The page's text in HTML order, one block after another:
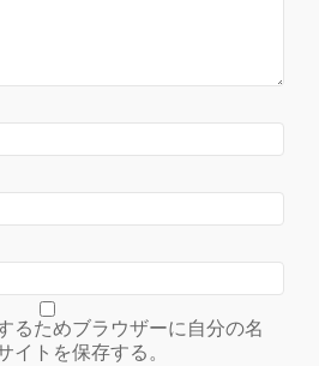
るためブラウザーに自分の名
イトを保存する。